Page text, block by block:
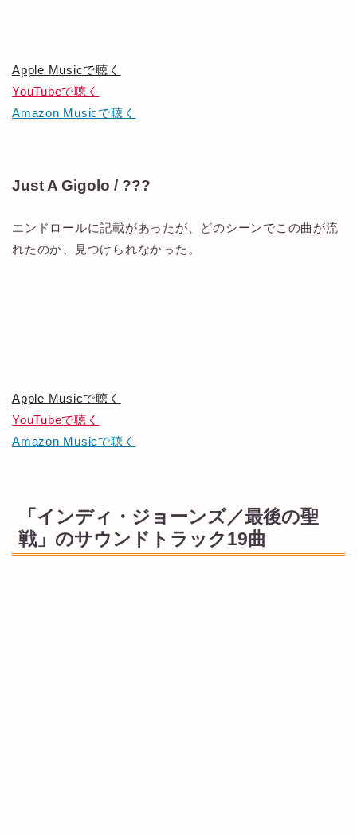
Apple Musicで聴く
YouTubeで聴く
Amazon Musicで聴く
Just A Gigolo / ???
エンドロールに記載があったが、どのシーンでこの曲が流
れたのか、見つけられなかった。
Apple Musicで聴く
YouTubeで聴く
Amazon Musicで聴く
「インディ・ジョーンズ／最後の聖
戦」のサウンドトラック19曲